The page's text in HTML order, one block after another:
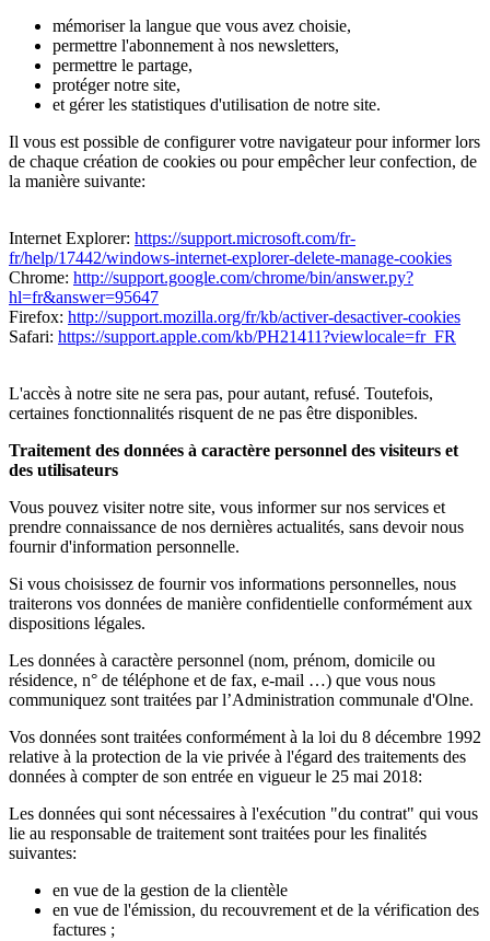
mémoriser la langue que vous avez choisie,
permettre l'abonnement à nos newsletters,
permettre le partage,
protéger notre site,
et gérer les statistiques d'utilisation de notre site.
Il vous est possible de configurer votre navigateur pour informer lors
de chaque création de cookies ou pour empêcher leur confection, de
la manière suivante:
Internet Explorer: https://support.microsoft.com/fr-
fr/help/17442/windows-internet-explorer-delete-manage-cookies
Chrome: http://support.google.com/chrome/bin/answer.py?
hl=fr&answer=95647
Firefox: http://support.mozilla.org/fr/kb/activer-desactiver-cookies
Safari: https://support.apple.com/kb/PH21411?viewlocale=fr_FR
L'accès à notre site ne sera pas, pour autant, refusé. Toutefois,
certaines fonctionnalités risquent de ne pas être disponibles.
Traitement des données à caractère personnel des visiteurs et
des utilisateurs
Vous pouvez visiter notre site, vous informer sur nos services et
prendre connaissance de nos dernières actualités, sans devoir nous
fournir d'information personnelle.
Si vous choisissez de fournir vos informations personnelles, nous
traiterons vos données de manière confidentielle conformément aux
dispositions légales.
Les données à caractère personnel (nom, prénom, domicile ou
résidence, n° de téléphone et de fax, e-mail …) que vous nous
communiquez sont traitées par l’Administration communale d'Olne.
Vos données sont traitées conformément à la loi du 8 décembre 1992
relative à la protection de la vie privée à l'égard des traitements des
données à compter de son entrée en vigueur le 25 mai 2018:
Les données qui sont nécessaires à l'exécution "du contrat" qui vous
lie au responsable de traitement sont traitées pour les finalités
suivantes:
en vue de la gestion de la clientèle
en vue de l'émission, du recouvrement et de la vérification des
factures ;